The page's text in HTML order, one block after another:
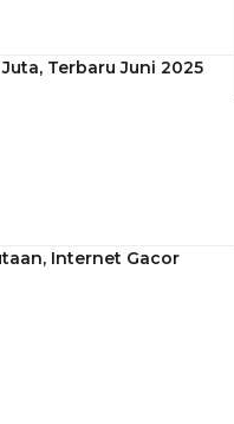
Terbaru Juni 2025
Internet Gacor